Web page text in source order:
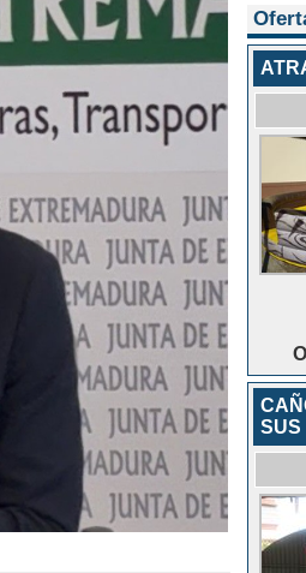
SUS